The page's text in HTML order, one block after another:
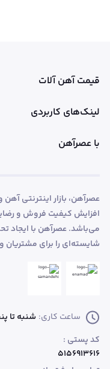
قیمت آهن آلات
لینک‌های کاربردی
با عصرآهن
عصرآهن، بازار اینترنتی
افزایش کیفیت فروش و
می‌باشد. عصرآهن با ایجاد
شایسته‌ای را برای مشتریان
ساعت کاری: شنبه تا
کد پستی :
۵۱۵۶۹۱۳۶۱۶